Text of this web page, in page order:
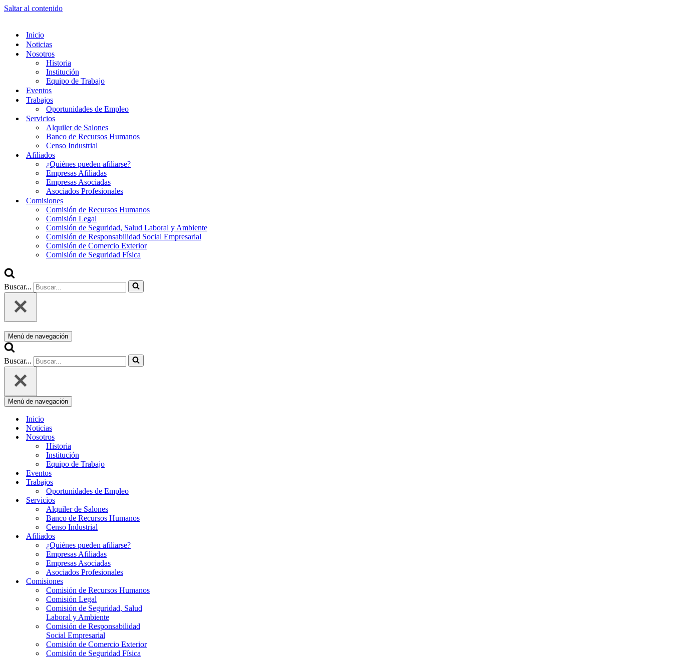
Saltar al contenido
Inicio
Noticias
Nosotros
Historia
Institución
Equipo de Trabajo
Eventos
Trabajos
Oportunidades de Empleo
Servicios
Alquiler de Salones
Banco de Recursos Humanos
Censo Industrial
Afiliados
¿Quiénes pueden afiliarse?
Empresas Afiliadas
Empresas Asociadas
Asociados Profesionales
Comisiones
Comisión de Recursos Humanos
Comisión Legal
Comisión de Seguridad, Salud Laboral y Ambiente
Comisión de Responsabilidad Social Empresarial
Comisión de Comercio Exterior
Comisión de Seguridad Física
Buscar...
Menú de navegación
Buscar...
Menú de navegación
Inicio
Noticias
Nosotros
Historia
Institución
Equipo de Trabajo
Eventos
Trabajos
Oportunidades de Empleo
Servicios
Alquiler de Salones
Banco de Recursos Humanos
Censo Industrial
Afiliados
¿Quiénes pueden afiliarse?
Empresas Afiliadas
Empresas Asociadas
Asociados Profesionales
Comisiones
Comisión de Recursos Humanos
Comisión Legal
Comisión de Seguridad, Salud
Laboral y Ambiente
Comisión de Responsabilidad
Social Empresarial
Comisión de Comercio Exterior
Comisión de Seguridad Física